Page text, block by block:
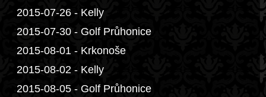
2015-07-26 - Kelly
2015-07-30 - Golf Průhonice
2015-08-01 - Krkonoše
2015-08-02 - Kelly
2015-08-05 - Golf Průhonice